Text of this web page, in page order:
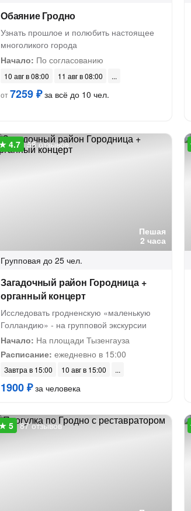
Обаяние Гродно
Узнать прошлое и полюбить настоящее
многоликого города
Начало: По согласованию
10 авг в 08:00
11 авг в 08:00
от7259 ₽за всё до 10 чел.
Пешая
2 часа
58 отзывов
Групповая до 25 чел.
Загадочный район Городница +
органный концерт
Исследовать гродненскую «маленькую
Голландию» - на групповой экскурсии
Начало: На площади Тызенгауза
Расписание: ежедневно в 15:00
Завтра в 15:00 10 авг в 15:00
1900 ₽за человека
87 отзывов